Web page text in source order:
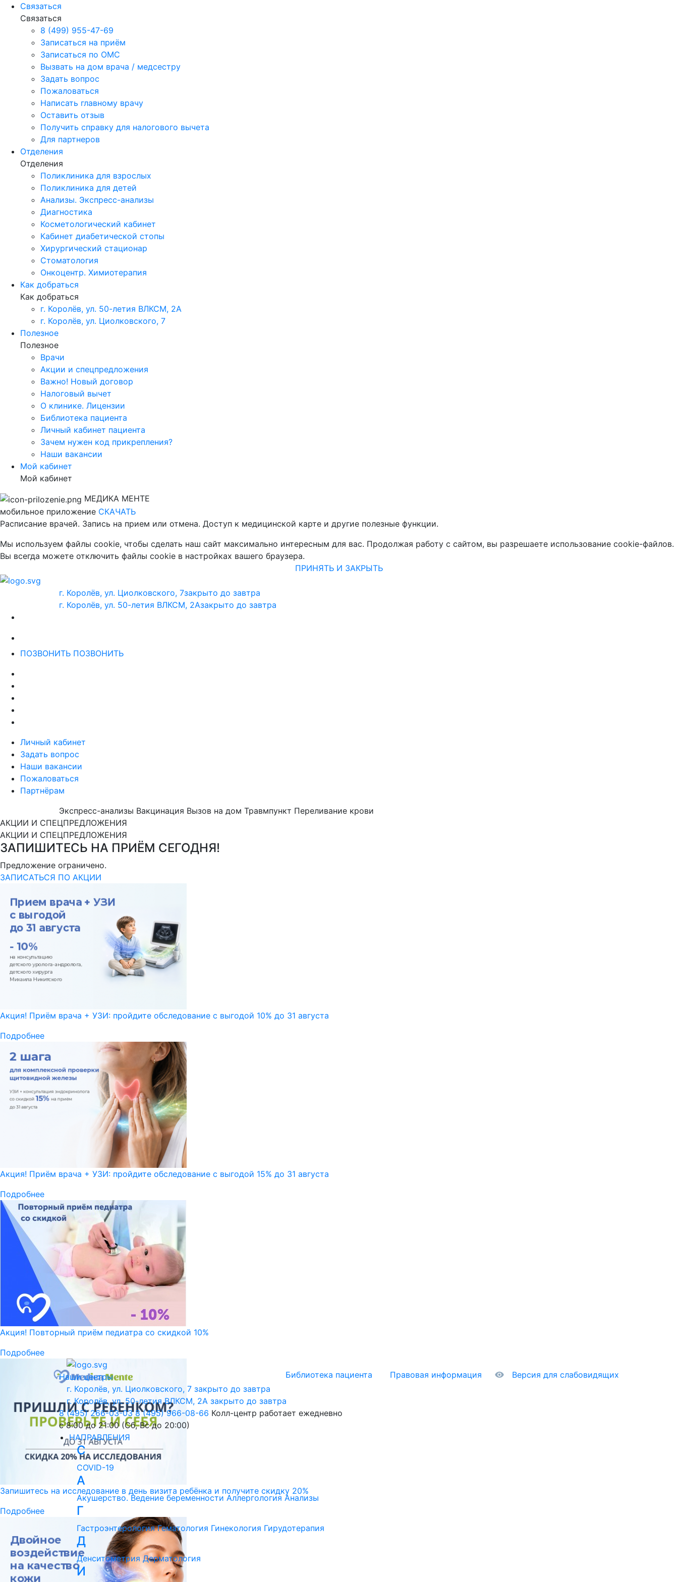
Связаться
Связаться
8 (499) 955-47-69
Записаться на приём
Записаться по ОМС
Вызвать на дом врача / медсестру
Задать вопрос
Пожаловаться
Написать главному врачу
Оставить отзыв
Получить справку для налогового вычета
Для партнеров
Отделения
Отделения
Поликлиника для взрослых
Поликлиника для детей
Анализы. Экспресс-анализы
Диагностика
Косметологический кабинет
Кабинет диабетической стопы
Хирургический стационар
Стоматология
Онкоцентр. Химиотерапия
Как добраться
Как добраться
г. Королёв, ул. 50-летия ВЛКСМ, 2А
г. Королёв, ул. Циолковского, 7
Полезное
Полезное
Врачи
Акции и спецпредложения
Важно! Новый договор
Налоговый вычет
О клинике. Лицензии
Библиотека пациента
Личный кабинет пациента
Зачем нужен код прикрепления?
Наши вакансии
Мой кабинет
Мой кабинет
МЕДИКА МЕНТЕ
мобильное приложение СКАЧАТЬ
Расписание врачей. Запись на прием или отмена. Доступ к медицинской карте и другие полезные функции.
Мы используем файлы cookie, чтобы сделать наш сайт максимально интересным для вас. Продолжая работу с сайтом, вы разрешаете использование cookie-файлов.
Вы всегда можете отключить файлы cookie в настройках вашего браузера.
ПРИНЯТЬ И ЗАКРЫТЬ
г. Королёв, ул. Циолковского, 7закрыто до завтра
г. Королёв, ул. 50-летия ВЛКСМ, 2Азакрыто до завтра
ПОЗВОНИТЬ ПОЗВОНИТЬ
Личный кабинет
Задать вопрос
Наши вакансии
Пожаловаться
Партнёрам
Экспресс-анализы Вакцинация Вызов на дом Травмпункт Переливание крови
АКЦИИ И СПЕЦПРЕДЛОЖЕНИЯ
АКЦИИ И СПЕЦПРЕДЛОЖЕНИЯ
ЗАПИШИТЕСЬ НА ПРИЁМ СЕГОДНЯ!
Предложение ограничено.
ЗАПИСАТЬСЯ ПО АКЦИИ
Акция! Приём врача + УЗИ: пройдите обследование с выгодой 10% до 31 августа
Подробнее
Акция! Приём врача + УЗИ: пройдите обследование с выгодой 15% до 31 августа
Подробнее
Акция! Повторный приём педиатра со скидкой 10%
Подробнее
Запишитесь на исследование в день визита ребёнка и получите скидку 20%
Подробнее
Библиотека пациента Правовая информация Версия для слабовидящих
Наши центры
г. Королёв, ул. Циолковского, 7 закрыто до завтра
г. Королёв, ул. 50-летия ВЛКСМ, 2А закрыто до завтра
8 (495) 266-03-03 8 (495) 966-08-66 Колл-центр работает ежедневно
с 8:00 до 21:00 (Сб, Вс до 20:00)
НАПРАВЛЕНИЯ
C
COVID-19
А
Акушерство. Ведение беременности Аллергология Анализы
Г
Гастроэнтерология Гематология Гинекология Гирудотерапия
Д
Денситометрия Дерматология
И